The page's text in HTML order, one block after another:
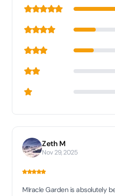
Zeth M
Nov 29, 2025
MIracle Garden is absolutely